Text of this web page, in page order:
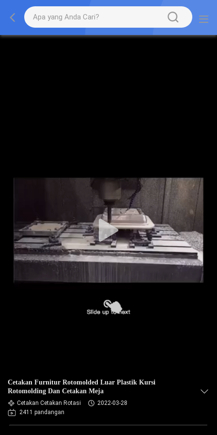
Cetakan Furnitur Rotomolded Luar Plastik Kursi
Rotomolding Dan Cetakan Meja
Cetakan Cetakan Rotasi
2022-03-28
2411 pandangan